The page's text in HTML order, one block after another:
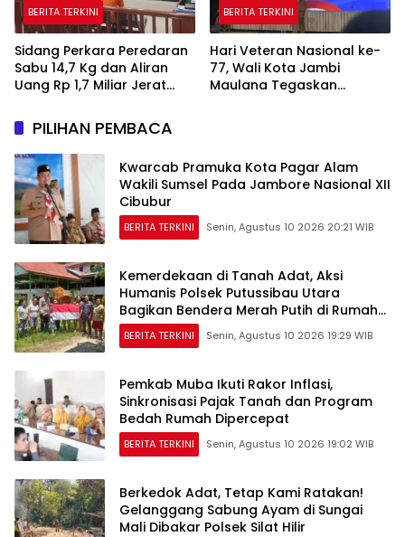
BERITA TERKINI
Sidang Perkara Peredaran
Sabu 14,7 Kg dan Aliran
Uang Rp 1,7 Miliar Jerat
BERITA TERKINI
Hari Veteran Nasional ke-
77, Wali Kota Jambi
Maulana Tegaskan
PILIHAN PEMBACA
Kwarcab Pramuka Kota Pagar Alam
Wakili Sumsel Pada Jambore Nasional XII
Cibubur
BERITA TERKINI Senin, Agustus 10 2026 20:21 WIB
Kemerdekaan di Tanah Adat, Aksi
Humanis Polsek Putussibau Utara
Bagikan Bendera Merah Putih di Rumah
Betang
BERITA TERKINI Senin, Agustus 10 2026 19:29 WIB
Pemkab Muba Ikuti Rakor Inflasi,
Sinkronisasi Pajak Tanah dan Program
Bedah Rumah Dipercepat
BERITA TERKINI Senin, Agustus 10 2026 19:02 WIB
Berkedok Adat, Tetap Kami Ratakan!
Gelanggang Sabung Ayam di Sungai
Mali Dibakar Polsek Silat Hilir